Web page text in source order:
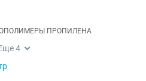
ПРОПИЛЕНА
4